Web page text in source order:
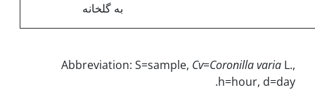
به گلخانه
Abbreviation: S=sample, Cv=Coronilla varia L.,
h=hour, d=day.